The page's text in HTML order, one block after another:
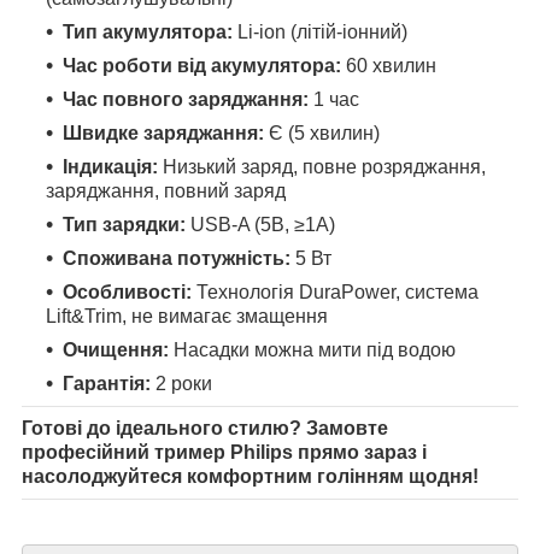
Тип акумулятора: Li-ion (літій-іонний)
Час роботи від акумулятора: 60 хвилин
Час повного заряджання: 1 час
Швидке заряджання: Є (5 хвилин)
Індикація: Низький заряд, повне розряджання,
заряджання, повний заряд
Тип зарядки: USB-A (5В, ≥1А)
Споживана потужність: 5 Вт
Особливості: Технологія DuraPower, система
Lift&Trim, не вимагає змащення
Очищення: Насадки можна мити під водою
Гарантія: 2 роки
Готові до ідеального стилю? Замовте
професійний тример Philips прямо зараз і
насолоджуйтеся комфортним голінням щодня!